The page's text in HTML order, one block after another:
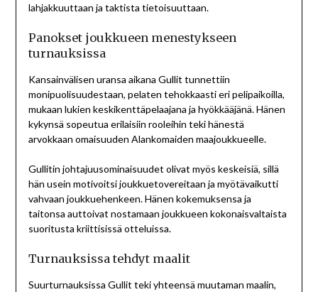
lahjakkuuttaan ja taktista tietoisuuttaan.
Panokset joukkueen menestykseen
turnauksissa
Kansainvälisen uransa aikana Gullit tunnettiin
monipuolisuudestaan, pelaten tehokkaasti eri pelipaikoilla,
mukaan lukien keskikenttäpelaajana ja hyökkääjänä. Hänen
kykynsä sopeutua erilaisiin rooleihin teki hänestä
arvokkaan omaisuuden Alankomaiden maajoukkueelle.
Gullitin johtajuusominaisuudet olivat myös keskeisiä, sillä
hän usein motivoitsi joukkuetovereitaan ja myötävaikutti
vahvaan joukkuehenkeen. Hänen kokemuksensa ja
taitonsa auttoivat nostamaan joukkueen kokonaisvaltaista
suoritusta kriittisissä otteluissa.
Turnauksissa tehdyt maalit
Suurturnauksissa Gullit teki yhteensä muutaman maalin,